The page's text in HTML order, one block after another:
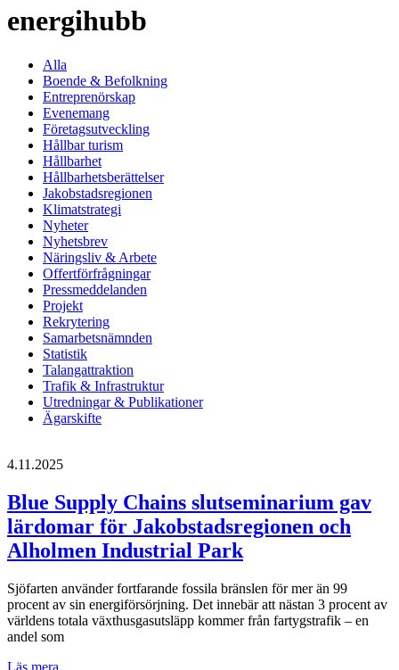
energihubb
Alla
Boende & Befolkning
Entreprenörskap
Evenemang
Företagsutveckling
Hållbar turism
Hållbarhet
Hållbarhetsberättelser
Jakobstadsregionen
Klimatstrategi
Nyheter
Nyhetsbrev
Näringsliv & Arbete
Offertförfrågningar
Pressmeddelanden
Projekt
Rekrytering
Samarbetsnämnden
Statistik
Talangattraktion
Trafik & Infrastruktur
Utredningar & Publikationer
Ägarskifte
4.11.2025
Blue Supply Chains slutseminarium gav
lärdomar för Jakobstadsregionen och
Alholmen Industrial Park
Sjöfarten använder fortfarande fossila bränslen för mer än 99
procent av sin energiförsörjning. Det innebär att nästan 3 procent av
världens totala växthusgasutsläpp kommer från fartygstrafik – en
andel som
Läs mera